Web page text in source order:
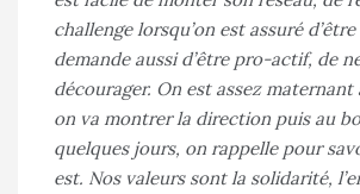
challenge lorsqu’on est assuré
demande aussi d’être pro-actif, de
décourager. On est assez maternant
on va montrer la direction puis au
quelques jours, on rappelle pour
est. Nos valeurs sont la solidarité,